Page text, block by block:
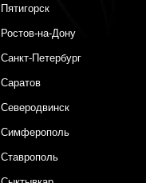
Пятигорск
Ростов-на-Дону
Санкт-Петербург
Саратов
Северодвинск
Симферополь
Ставрополь